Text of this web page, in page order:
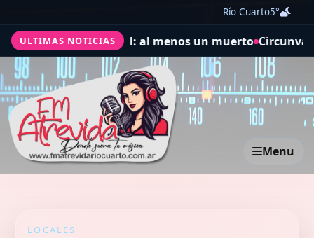
Río Cuarto5°
ULTIMAS NOTICIAS
extratropical: al menos un muerto
Menu
LOCALES